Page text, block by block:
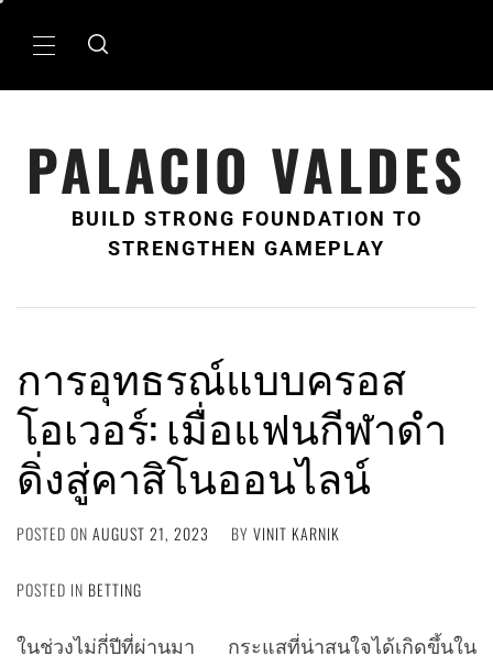
Primary
PALACIO VALDES
BUILD STRONG FOUNDATION TO
STRENGTHEN GAMEPLAY
การอุทธรณ์แบบครอส
โอเวอร์: เมื่อแฟนกีฬาดำ
ดิ่งสู่คาสิโนออนไลน์
POSTED ON AUGUST 21, 2023 BY VINIT KARNIK
POSTED IN BETTING
ในช่วงไม่กี่ปีที่ผ่านมา กระแสที่น่าสนใจได้เกิดขึ้นใน